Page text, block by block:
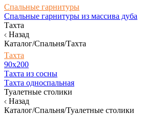
Спальные гарнитуры
Спальные гарнитуры из массива дуба
Тахта
Назад
Каталог/Спальня/Тахта
Тахта
90х200
Тахта из сосны
Тахта односпальная
Туалетные столики
Назад
Каталог/Спальня/Туалетные столики